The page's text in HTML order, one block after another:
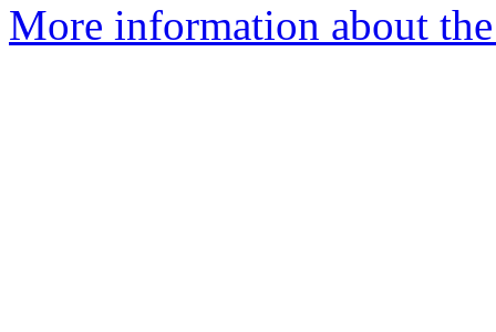
More information about